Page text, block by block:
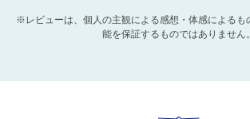
※レビューは、個人の主観による感想・体感によるも
能を保証するものではありません。